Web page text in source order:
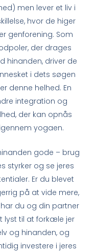
men lever et liv i
hvor de higer
genforening. Som
der drages
hinanden, driver de
i dets søgen
denne helhed. En
integration og
der kan opnås
igennem yogaen.
gode – brug
styrker og se jeres
Er du blevet
på at vide mere,
har du og din partner
lyst til at forkæle jer
og hinanden, og
investere i jeres